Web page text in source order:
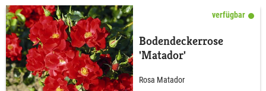
verfügbar
Bodendeckerrose
'Matador'
Rosa Matador